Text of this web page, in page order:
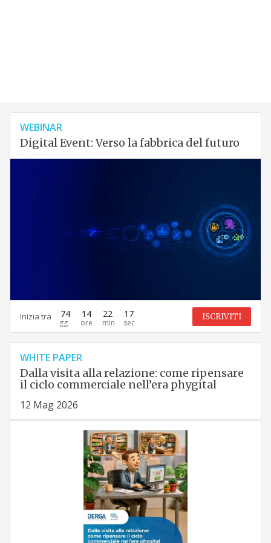
WEBINAR
Digital Event: Verso la fabbrica del futuro
Inizia tra 74 14 22 16 ISCRIVITI
WHITE PAPER
Dalla visita alla relazione: come ripensare
il ciclo commerciale nell’era phygital
12 Mag 2026